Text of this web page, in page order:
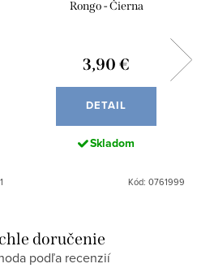
Rongo - Čierna
3,90 €
DETAIL
Skladom
Kód: 0761999
doručenie
podľa recenzií